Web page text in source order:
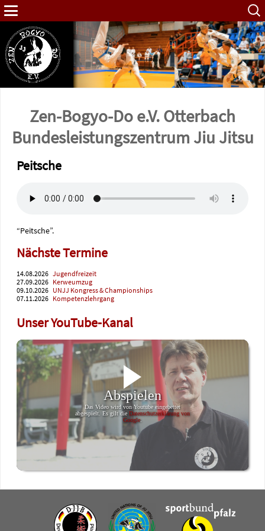
Suche
nach:
Zen-Bogyo-Do e.V. Otterbach
Bundes­leistungs­zentrum Jiu Jitsu
Peitsche
“Peitsche”.
Nächste Termine
14.08.2026 Jugendfreizeit
27.09.2026 Kerweumzug
09.10.2026 UNJJ Kongress & Championships
07.11.2026 Kompetenzlehrgang
Unser YouTube-Kanal